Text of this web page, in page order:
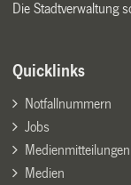
Die Stadtverwaltung
Quicklinks
Notfallnummern
Jobs
Medienmitteilungen
Medien